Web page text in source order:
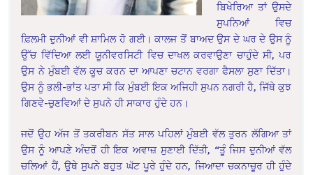
ਬਿਖੇਰਿਆ ਤਾਂ ਉਸਦੇ
ਸੁਪਨਿਆਂ ਵਿਚ
ਫ਼ਿਲਮੀ ਦੁਨੀਆਂ ਵੀ ਸ਼ਾਮਿਲ ਹੋ ਗਈ। ਕਾਲਜ ਤੋਂ ਬਾਅਦ ਉਸ ਦੇ ਘਰ ਦੇ ਉਸ ਨੂੰ
ਉੱਚ ਵਿੱਦਿਆ ਲਈ ਯੂਨੀਵਰਸਿਟੀ ਵਿਚ ਦਾਖਲ ਕਰਵਾਉਣਾ ਚਾਹੁੰਦੇ ਸੀ, ਪਰ
ਉਸ ਨੇ ਮੁੰਬਈ ਵੱਲ ਕੂਚ ਕਰਨ ਦਾ ਆਪਣਾ ਚਟਾਨ ਵਰਗਾ ਫੈਸਲਾ ਸੁਣਾ ਦਿੱਤਾ।
ਉਸ ਨੂੰ ਭਲੀ-ਭਾਂਤ ਪਤਾ ਸੀ ਕਿ ਮੁੰਬਈ ਇਕ ਅਜਿਹੀ ਸੁਪਨ ਨਗਰੀ ਹੈ, ਜਿੱਥੇ ਕੁਝ
ਗਿਣਵੇ-ਚੁਣਵਿਆਂ ਦੇ ਸੁਪਨੇ ਹੀ ਸਾਕਾਰ ਹੁੰਦੇ ਹਨ।
ਜਦੋਂ ਉਹ ਅੱਜ ਤੋਂ ਤਕਰੀਬਨ ਸੱਤ ਸਾਲ ਪਹਿਲਾਂ ਮੁੰਬਈ ਵੱਲ ਤੁਰਨ ਲੱਗਿਆ ਤਾਂ
ਉਸ ਨੂੰ ਆਪਣੇ ਅੰਦਰੋਂ ਹੀ ਇਕ ਅਵਾਜ਼ ਸੁਣਾਈ ਦਿੱਤੀ, “ਤੂੰ ਜਿਸ ਦੁਨੀਆਂ ਵੱਲ
ਚਲਿਆਂ ਹੈਂ, ਉਥੇ ਸੁਪਨੇ ਬਹੁਤ ਘੱਟ ਪੂਰੇ ਹੁੰਦੇ ਹਨ, ਜਿਆਦਾ ਚਕਨਾਚੂਰ ਹੀ ਹੁੰਦੇ